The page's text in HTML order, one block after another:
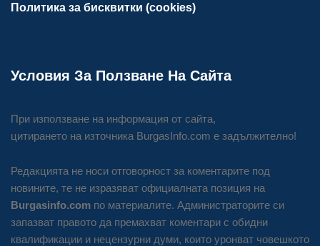
Политика за бисквитки (cookies)
Условия За Ползване На Сайта
При използване на информация от сайта,
цитирането на източника BurgasInfo.com е задължително!
Редакцията не носи отговорност за коментарите под
новините, те не изразяват официалната позиция на
Burgasinfo.com по материалите. Администраторите си
запазват правото да премахват коментари с обидни
квалификации и нецензурни думи, които уронват човешкото